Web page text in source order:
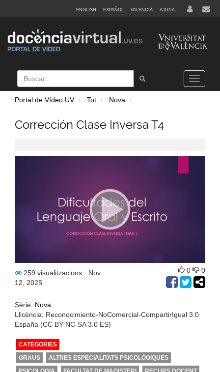
ENGLISH ESPAÑOL VALENCIÀ AJUDA
Buscar
Tramet
Toggle
navigation
Portal de Vídeo UV Tot Nova
Corrección Clase Inversa T4
259 visualitzacions · Nov
12, 2025
0 0
Sèrie: Nova
Llicència: Reconocimiento-NoComercial-CompartirIgual 3.0
España (CC BY-NC-SA 3.0 ES)
CATEGORIES
GRAUS
ALTRES ESPECIALITATS PSICOLÒGIQUES